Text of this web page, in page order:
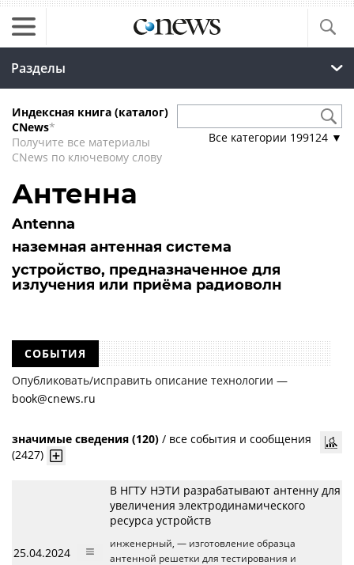
Разделы
Индексная книга (каталог)
CNews*
Получите все материалы
CNews по ключевому слову
Все категории 199124 ▼
Антенна
Antenna
наземная антенная система
устройство, предназначенное для
излучения или приёма радиоволн
СОБЫТИЯ
Опубликовать/исправить описание технологии —
book@cnews.ru
значимые сведения (120) / все события и сообщения
(2427)
25.04.2024
В НГТУ НЭТИ разрабатывают антенну для
увеличения электродинамического
ресурса устройств
инженерный, — изготовление образца
антенной решетки для тестирования и